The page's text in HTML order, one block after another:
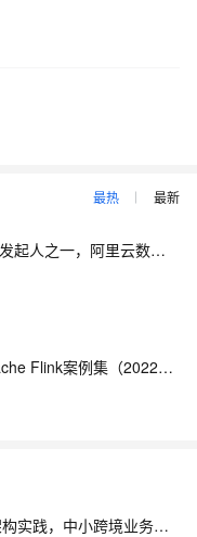
最热 最新
【大咖问答】对话PostgreSQL 中国社区发起人之一，阿里云数据库高级专家 德哥
【藏经阁一起读（27）】本周推荐《Apache Flink案例集（2022版）》，你有哪些心得？
外贸稳增背景下，反向海淘 SaaS 云上架构实践，中小跨境业务如何低成本扛住流量脉冲